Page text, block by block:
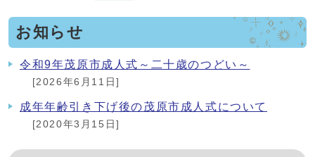
お知らせ
令和9年茂原市成人式～二十歳のつどい～
[2026年6月11日]
成年年齢引き下げ後の茂原市成人式について
[2020年3月15日]